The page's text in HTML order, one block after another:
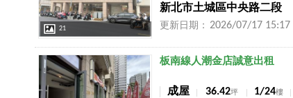
21
新北市土城區中央路二段
更新日期： 2026/07/17 15:17
店長推薦 板南線人潮金店誠意出租
成屋 36.42坪 1/24樓